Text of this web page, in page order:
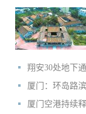
翔安30处地下
厦门：环岛路
厦门空港持续